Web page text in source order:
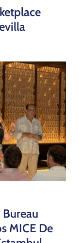
MICE De